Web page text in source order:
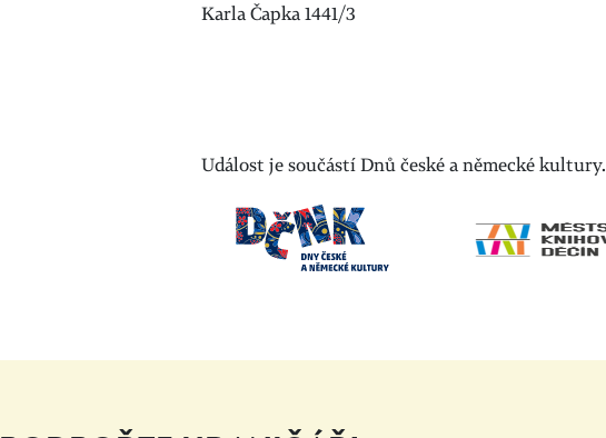
Karla Čapka 1441/3
Událost je součástí Dnů české a německé kultury.